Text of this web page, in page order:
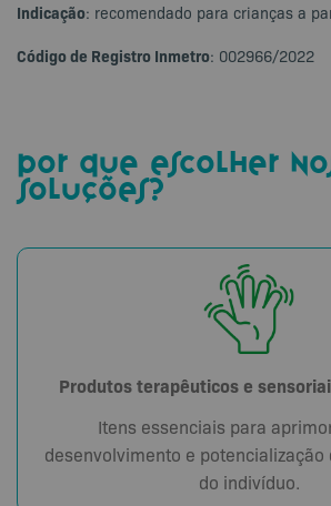
Indicação: recomendado para crianças a
Código de Registro Inmetro: 002966/2022
por que escolher
soluções?
Produtos terapêuticos e
Itens essenciais para
desenvolvimento e potencialização
do indivíduo.